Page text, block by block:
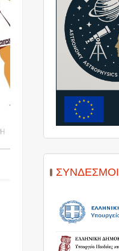
ΣΎΝΔΕΣΜΟΙ